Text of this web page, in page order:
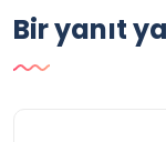
Bir yanıt